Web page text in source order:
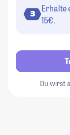
3
Erhalte
15€.
Du wirst